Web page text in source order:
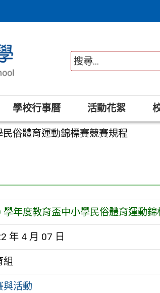
學校行事曆 活動花絮
俗體育運動錦標賽競賽規程
學年度教育盃中小學民俗體育運動錦
年 4 月 07 日
組
與活動